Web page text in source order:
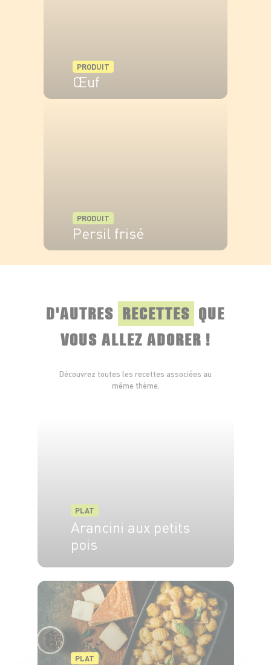
PRODUIT
Œuf
PRODUIT
Persil frisé
D'AUTRES RECETTES QUE
VOUS ALLEZ ADORER !
Découvrez toutes les recettes associées au
même thème.
PLAT
Arancini aux petits
pois
PLAT